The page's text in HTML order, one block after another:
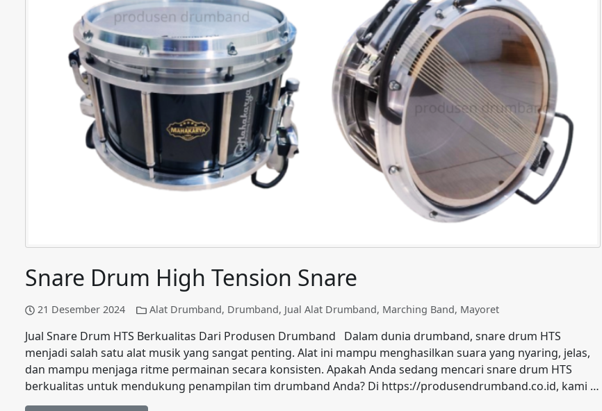
Snare Drum High Tension Snare
21 Desember 2024 Alat Drumband, Drumband, Jual Alat Drumband, Marching Band, Mayoret
Jual Snare Drum HTS Berkualitas Dari Produsen Drumband Dalam dunia drumband, snare drum HTS
menjadi salah satu alat musik yang sangat penting. Alat ini mampu menghasilkan suara yang nyaring, jelas,
dan mampu menjaga ritme permainan secara konsisten. Apakah Anda sedang mencari snare drum HTS
berkualitas untuk mendukung penampilan tim drumband Anda? Di https://produsendrumband.co.id, kami …